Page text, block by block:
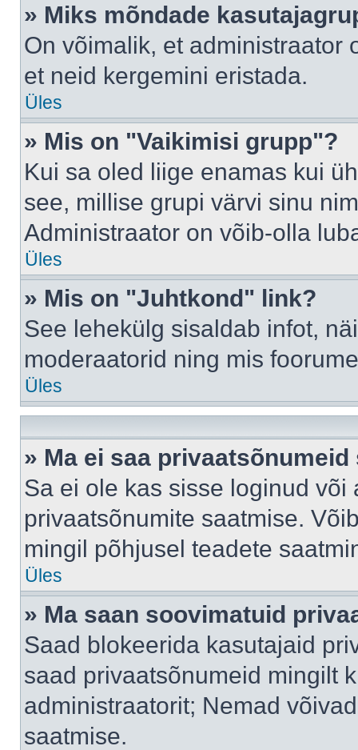
» Miks mõndade
On võimalik, et administraator
et neid kergemini eristada.
Üles
» Mis on "Vaikimisi grupp"?
Kui sa oled liige enamas kui
see, millise grupi värvi sinu
Administraator on võib-olla
Üles
» Mis on "Juhtkond" link?
See lehekülg sisaldab infot,
moderaatorid ning mis
Üles
» Ma ei saa privaatsõnumeid
Sa ei ole kas sisse loginud
privaatsõnumite saatmise.
mingil põhjusel teadete
Üles
» Ma saan soovimatuid
Saad blokeerida kasutajaid
saad privaatsõnumeid mingilt
administraatorit; Nemad
saatmise.